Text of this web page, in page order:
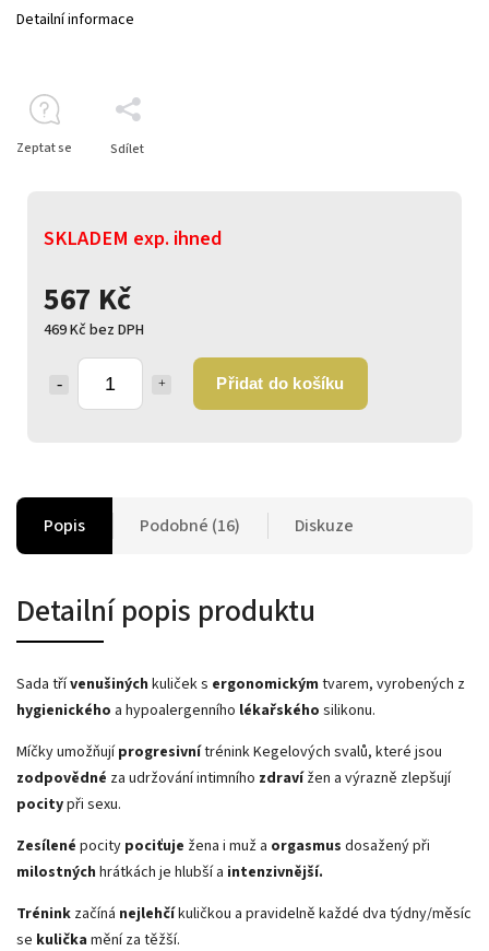
567 Kč
469 Kč bez DPH
Přidat do košíku
SKLADEM exp. ihned
Detailní informace
Zeptat se Sdílet
Popis Podobné (16) Diskuze
Detailní popis produktu
Sada třívenušiných kuliček s ergonomickým tvarem, vyrobených z
hygienického a hypoalergenního lékařského silikonu.
Míčky umožňujíprogresivnítrénink Kegelových svalů, které jsou
zodpovědné za udržování intimního zdravížen a výrazně zlepšují
pocitypři sexu.
Zesílené pocity pociťuje žena i muž a orgasmus dosažený při
milostných hrátkách je hlubší a intenzivnější.
Trénink začíná nejlehčíkuličkou a pravidelně každé dva týdny/měsíc
se kulička mění za těžší.